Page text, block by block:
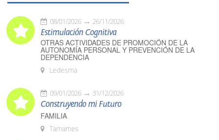
08/01/2026 26/11/2026
Estimulación Cognitiva
OTRAS ACTIVIDADES DE PROMOCIÓN DE LA
AUTONOMÍA PERSONAL Y PREVENCIÓN DE LA
DEPENDENCIA
Ledesma
09/01/2026 31/12/2026
Construyendo mi Futuro
FAMILIA
Tamames